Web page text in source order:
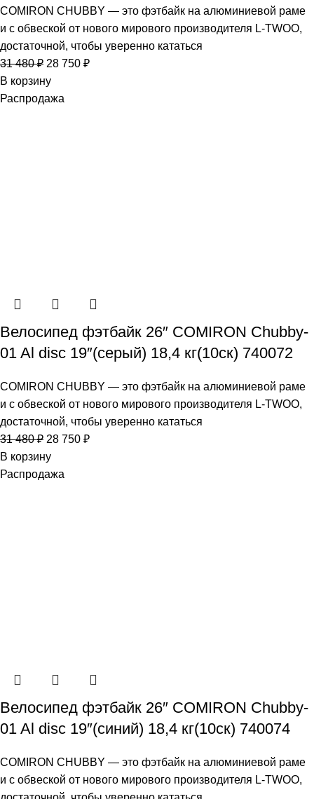
COMIRON CHUBBY — это фэтбайк на алюминиевой раме
и с обвеской от нового мирового производителя L-TWOO,
достаточной, чтобы уверенно кататься
31 480₽ 28 750 ₽
В корзину
Распродажа
Велосипед фэтбайк 26″ COMIRON Chubby-
01 Al disc 19″(серый) 18,4 кг(10cк) 740072
COMIRON CHUBBY — это фэтбайк на алюминиевой раме
и с обвеской от нового мирового производителя L-TWOO,
достаточной, чтобы уверенно кататься
31 480₽ 28 750 ₽
В корзину
Распродажа
Велосипед фэтбайк 26″ COMIRON Chubby-
01 Al disc 19″(синий) 18,4 кг(10cк) 740074
COMIRON CHUBBY — это фэтбайк на алюминиевой раме
и с обвеской от нового мирового производителя L-TWOO,